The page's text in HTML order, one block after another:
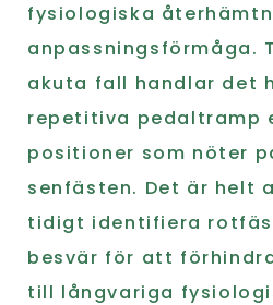
fysiologiska
anpassningsförmåga.
akuta fall handlar det
repetitiva pedaltramp
positioner som nöter
senfästen. Det är helt
tidigt identifiera
besvär för att
till långvariga